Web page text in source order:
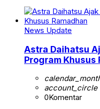
News Update
Astra Daihatsu
Program Khusus
account_circle
0Komentar